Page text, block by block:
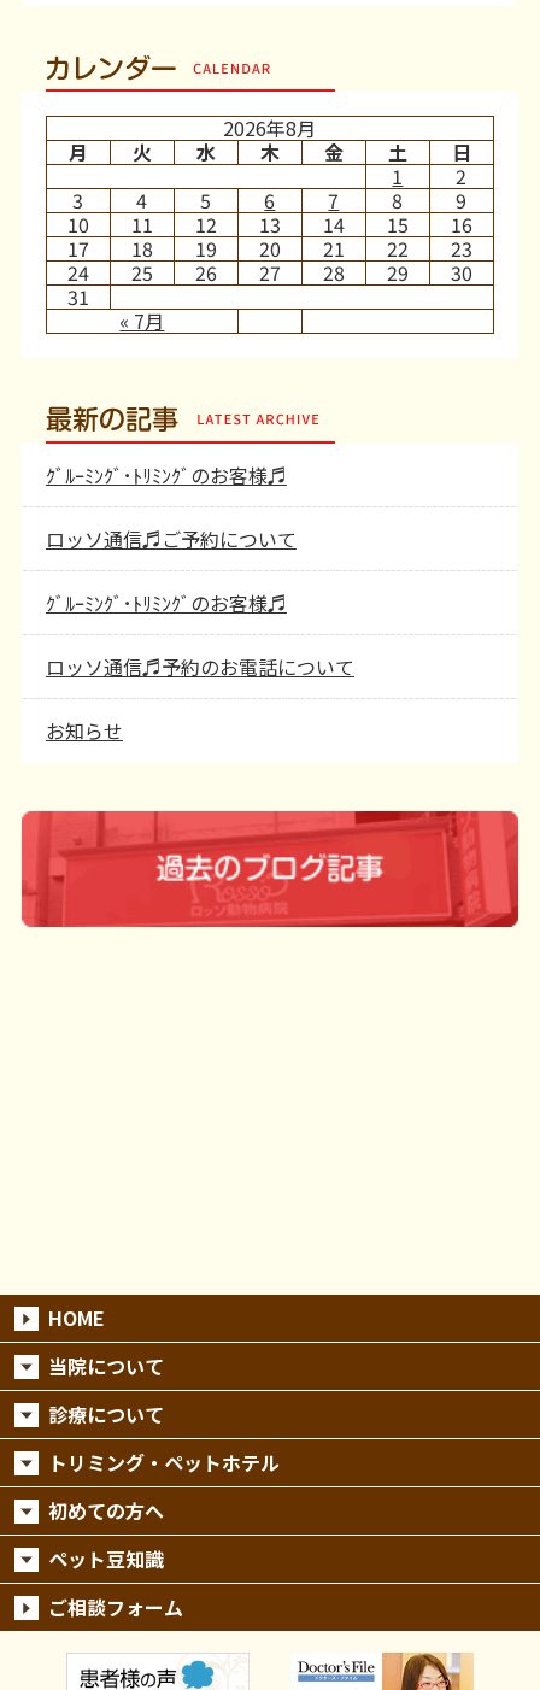
カレンダー
2026年8月
月
火 水 木 金 土 日
« 7月
1
2
3
4 5 6 7 8
9
10
11 12 13 14 15
16
17
18 19 20 21 22
23
24
25 26 27 28 29
30
31
最新の記事
ｸﾞﾙｰﾐﾝｸﾞ･ﾄﾘﾐﾝｸﾞのお客様♬
ロッソ通信♬ご予約について
ｸﾞﾙｰﾐﾝｸﾞ･ﾄﾘﾐﾝｸﾞのお客様♬
ロッソ通信♬予約のお電話について
お知らせ
HOME
当院について
診療について
トリミング・ペットホテル
初めての方へ
ペット豆知識
ご相談フォーム